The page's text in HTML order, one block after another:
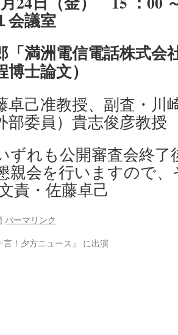
議室
「満洲電信電話株式会
士論文）
卓己准教授、副査・川
部委員）貴志俊彦教授
ずれも公開審査会終
親会を行いますので
責・佐藤卓己
パーマリンク
言！夕方ニュース』 に出演